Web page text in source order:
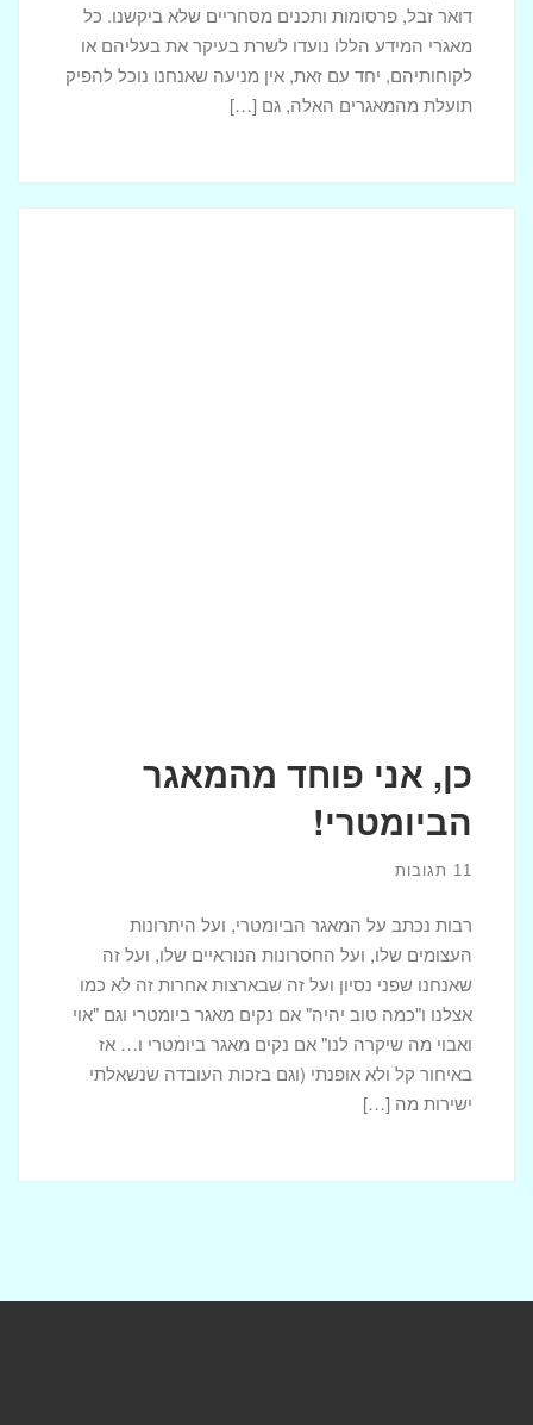
דואר זבל, פרסומות ותכנים מסחריים שלא ביקשנו. כל
מאגרי המידע הללו נועדו לשרת בעיקר את בעליהם או
לקוחותיהם, יחד עם זאת, אין מניעה שאנחנו נוכל להפיק
תועלת מהמאגרים האלה, גם […]
כן, אני פוחד מהמאגר
הביומטרי!
11 תגובות
רבות נכתב על המאגר הביומטרי, ועל היתרונות
העצומים שלו, ועל החסרונות הנוראיים שלו, ועל זה
שאנחנו שפני נסיון ועל זה שבארצות אחרות זה לא כמו
אצלנו ו"כמה טוב יהיה" אם נקים מאגר ביומטרי וגם "אוי
ואבוי מה שיקרה לנו" אם נקים מאגר ביומטרי ו… אז
באיחור קל ולא אופנתי (וגם בזכות העובדה שנשאלתי
ישירות מה […]